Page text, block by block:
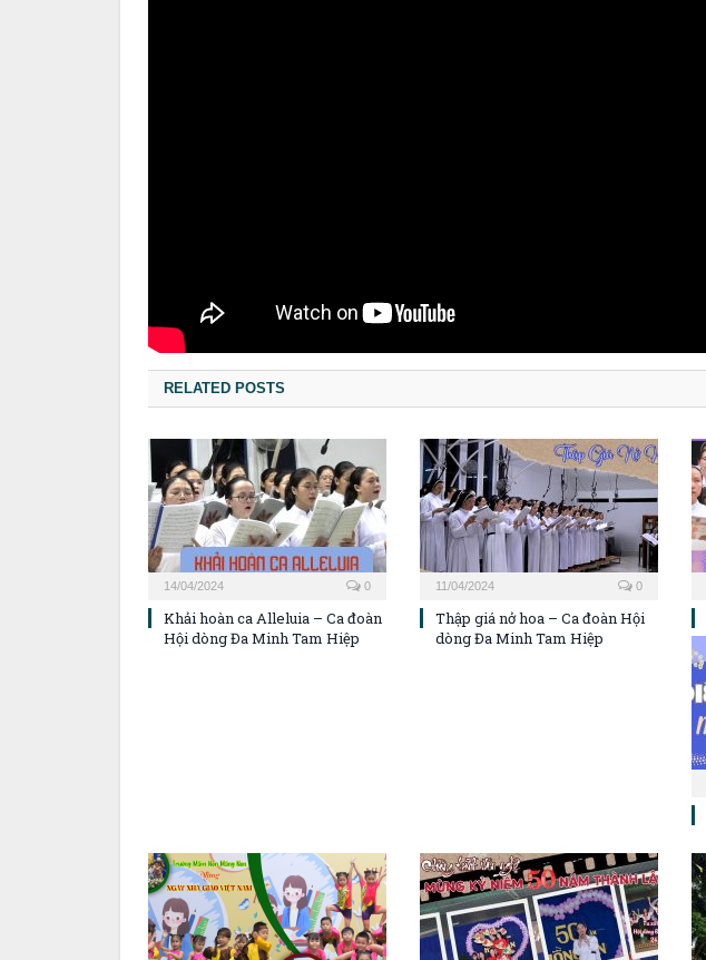
RELATED POSTS
14/04/2024 0
Khải hoàn ca Alleluia – Ca đoàn
Hội dòng Đa Minh Tam Hiệp
11/04/2024 0
Thập giá nở hoa – Ca đoàn Hội
dòng Đa Minh Tam Hiệp